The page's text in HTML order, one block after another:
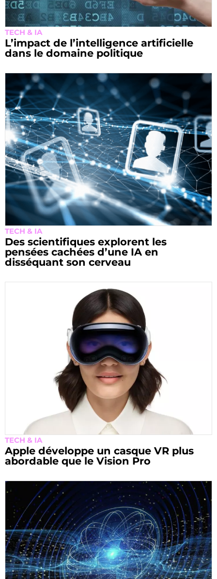
TECH & IA
L’impact de l’intelligence artificielle
dans le domaine politique
TECH & IA
Des scientifiques explorent les
pensées cachées d’une IA en
disséquant son cerveau
TECH & IA
Apple développe un casque VR plus
abordable que le Vision Pro